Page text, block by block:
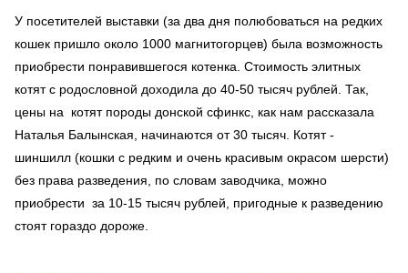
У посетителей выставки (за два дня полюбоваться на редких
кошек пришло около 1000 магнитогорцев) была возможность
приобрести понравившегося котенка. Стоимость элитных
котят с родословной доходила до 40-50 тысяч рублей. Так,
цены на котят породы донской сфинкс, как нам рассказала
Наталья Балынская, начинаются от 30 тысяч. Котят -
шиншилл (кошки с редким и очень красивым окрасом шерсти)
без права разведения, по словам заводчика, можно
приобрести за 10-15 тысяч рублей, пригодные к разведению
стоят гораздо дороже.